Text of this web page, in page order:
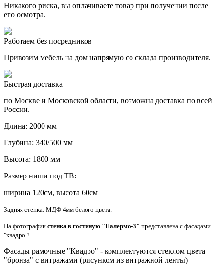
Никакого риска, вы оплачиваете товар при получении после
его осмотра.
Работаем без посредников
Привозим мебель на дом напрямую со склада производителя.
Быстрая доставка
по Москве и Московской области, возможна доставка по всей
России.
Длина: 2000 мм
Глубина: 340/500 мм
Высота: 1800 мм
Размер ниши под ТВ:
ширина 120см, высота 60см
Задняя стенка: МДФ 4мм белого цвета.
На фотографии стенка в гостиную "Палермо-3" представлена с фасадами
"квадро"!
Фасады рамочные "Квадро" - комплектуются стеклом цвета
"бронза" с витражами (рисунком из витражной ленты)